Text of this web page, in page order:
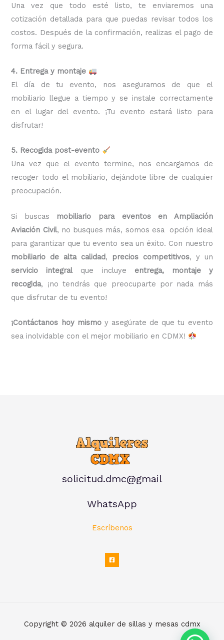
Una vez que todo esté listo, te enviaremos una
cotización detallada para que puedas revisar todos los
costos. Después de la confirmación, realizas el pago de
forma fácil y segura.
4. Entrega y montaje
El día de tu evento, nos aseguramos de que el
mobiliario llegue a tiempo y se instale correctamente
en el lugar del evento. ¡Tu evento estará listo para
disfrutar!
5. Recogida post-evento
Una vez que el evento termine, nos encargamos de
recoger todo el mobiliario, dejándote libre de cualquier
preocupación.
Si buscas mobiliario para eventos en Ampliación
Aviación Civil, no busques más, somos esa opción ideal
para garantizar que tu evento sea un éxito. Con nuestro
mobiliario de alta calidad, precios competitivos, y un
servicio integralque incluye entrega, montaje y
recogida, ¡no tendrás que preocuparte por nada más
que disfrutar de tu evento!
¡Contáctanos hoy mismoy asegúrate de que tu evento
sea inolvidable con el mejor mobiliario en CDMX!
solicitud.dmc@gmail
WhatsApp
Escríbenos
Copyright © 2026 alquiler de sillas y mesas cdmx